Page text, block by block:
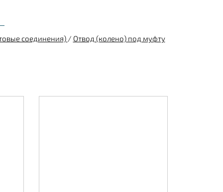
соединения) / Отвод (колено) под муфту